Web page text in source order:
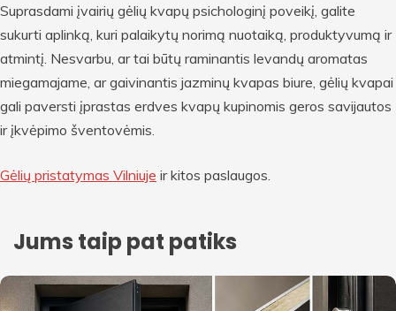
Suprasdami įvairių gėlių kvapų psichologinį poveikį, galite
sukurti aplinką, kuri palaikytų norimą nuotaiką, produktyvumą ir
atmintį. Nesvarbu, ar tai būtų raminantis levandų aromatas
miegamajame, ar gaivinantis jazminų kvapas biure, gėlių kvapai
gali paversti įprastas erdves kvapų kupinomis geros savijautos
ir įkvėpimo šventovėmis.
Gėlių pristatymas Vilniuje ir kitos paslaugos.
Jums taip pat patiks